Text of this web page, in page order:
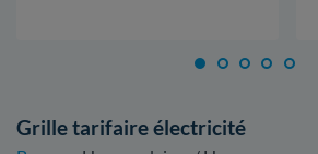
Grille tarifaire électricité